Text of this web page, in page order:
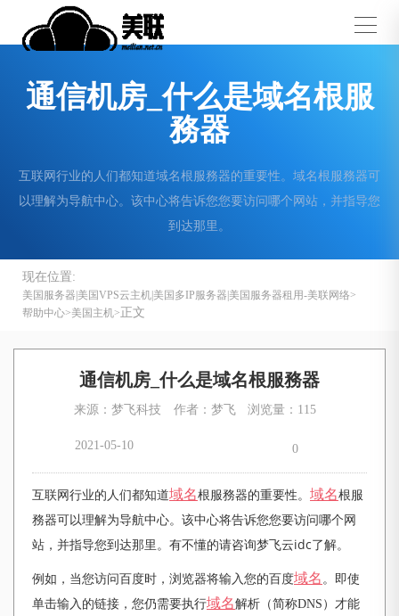
通信机房_什么是域名根服
務器
​​​​​​​互联网行业的人们都知道域名根服務器的重要性。域名根服務器可
以理解为导航中心。该中心将告诉您您要访问哪个网站，并指导您
到达那里。
现在位置:
美国服务器|美国VPS云主机|美国多IP服务器|美国服务器租用-美联网络
帮助中心 美国主机 正文
通信机房_什么是域名根服務器
来源：梦飞科技 作者：梦飞 浏览量：115
2021-05-10 0
互联网行业的人们都知道域名根服務器的重要性。 域名根服
務器可以理解为导航中心。该中心将告诉您您要访问哪个网
站 ， 并指导您到达那里。 有不懂的请咨询梦飞云idc了解。
例如，当您访问百度时，浏览器将输入您的百度域名 。即使
单击输入的链接，您仍需要执行域名解析（简称DNS）才能